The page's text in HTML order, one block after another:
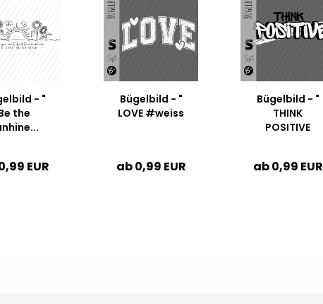
- "
the
EUR
Bügelbild - "
LOVE #weiss
ab 0,99 EUR
Bügelbild - "
THINK
POSITIVE
ab 0,99 EUR